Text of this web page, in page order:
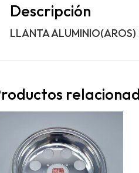
Descripción
LLANTA